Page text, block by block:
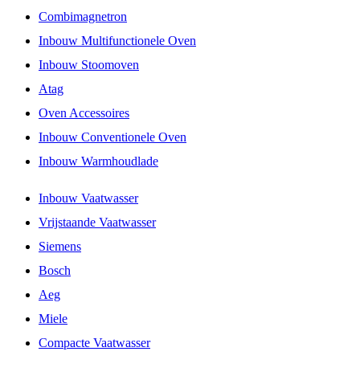
Combimagnetron
Inbouw Multifunctionele Oven
Inbouw Stoomoven
Atag
Oven Accessoires
Inbouw Conventionele Oven
Inbouw Warmhoudlade
Inbouw Vaatwasser
Vrijstaande Vaatwasser
Siemens
Bosch
Aeg
Miele
Compacte Vaatwasser